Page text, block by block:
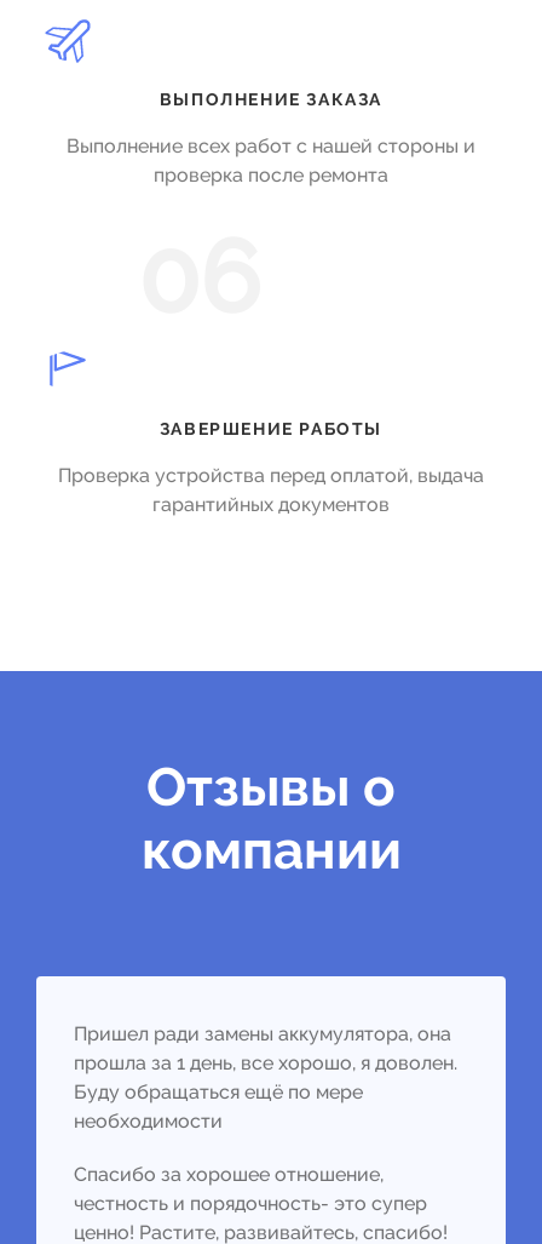
ВЫПОЛНЕНИЕ ЗАКАЗА
Выполнение всех работ с нашей стороны и
проверка после ремонта
ЗАВЕРШЕНИЕ РАБОТЫ
Проверка устройства перед оплатой, выдача
гарантийных документов
Отзывы о
компании
Пришел ради замены аккумулятора, она
прошла за 1 день, все хорошо, я доволен.
Буду обращаться ещё по мере
необходимости
Спасибо за хорошее отношение,
честность и порядочность- это супер
ценно! Растите, развивайтесь, спасибо!